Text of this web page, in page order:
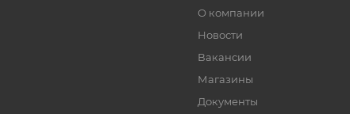
О компании
Новости
Вакансии
Магазины
Документы